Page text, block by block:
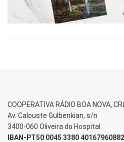
COOPERATIVA RÁDIO BOA NOVA,
Av. Calouste Gulbenkian, s/n
3400-060 Oliveira do Hospital
IBAN-PT50 0045 3380